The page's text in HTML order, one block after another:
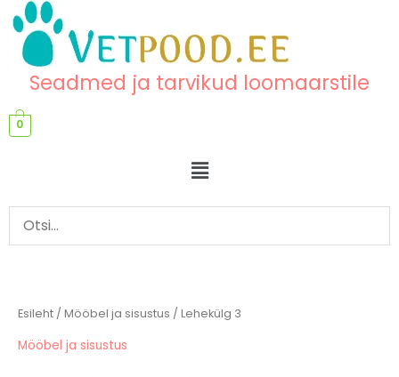
content
content
Seadmed ja tarvikud loomaarstile
0
Menu
Esileht / Mööbel ja sisustus / Lehekülg 3
Mööbel ja sisustus